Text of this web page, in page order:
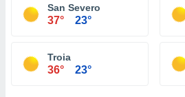
San Severo
37° 23°
Troia
36° 23°